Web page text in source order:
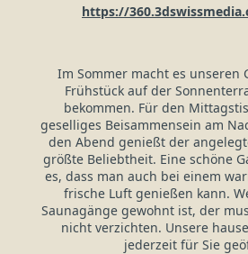
https://
Im Sommer macht es unseren
Frühstück auf der
bekommen. Für den
geselliges Beisammensein am
den Abend genießt der
größte Beliebtheit. Eine schöne
es, dass man auch bei einem
frische Luft genießen kann.
Saunagänge gewohnt ist, der
nicht verzichten. Unsere
jederzeit für Sie